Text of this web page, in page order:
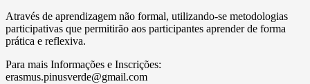
Através de aprendizagem não formal, utilizando-se metodologias
participativas que permitirão aos participantes aprender de forma
prática e reflexiva.
Para mais Informações e Inscrições:
erasmus.pinusverde@gmail.com